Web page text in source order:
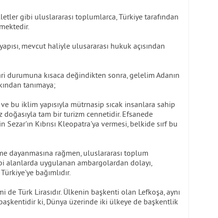
gibi uluslararası toplumlarca, Türkiye tarafından
mevcut haliyle ulusararası hukuk açısından
durumuna kısaca değindikten sonra, gelelim Adanın
tanımaya;
bu iklim yapısıyla mütrnasip sıcak insanlara sahip
tam bir turizm cennetidir. Efsanede
Sezar'ın Kıbrısı Kleopatra'ya vermesi, belkide sırf bu
dayanmasına rağmen, uluslararası toplum
alanlarda uygulanan ambargolardan dolayı,
bağımlıdır.
de Türk Lirasıdır. Ülkenin başkenti olan Lefkoşa, aynı
ki, Dünya üzerinde iki ülkeye de başkentlik